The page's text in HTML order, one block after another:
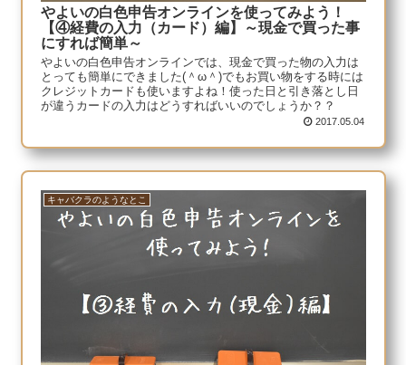
やよいの白色申告オンラインを使ってみよう！
【④経費の入力（カード）編】～現金で買った事
にすれば簡単～
やよいの白色申告オンラインでは、現金で買った物の入力は
とっても簡単にできました(＾ω＾)でもお買い物をする時には
クレジットカードも使いますよね！使った日と引き落とし日
が違うカードの入力はどうすればいいのでしょうか？？
2017.05.04
キャバクラのようなとこ